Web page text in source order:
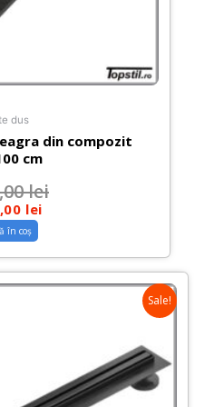
dus
din compozit
cm
lei
lei
în coș
Sale!